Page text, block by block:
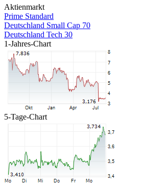
Aktienmarkt
Prime Standard
Deutschland Small Cap 70
Deutschland Tech 30
1-Jahres-Chart
5-Tage-Chart